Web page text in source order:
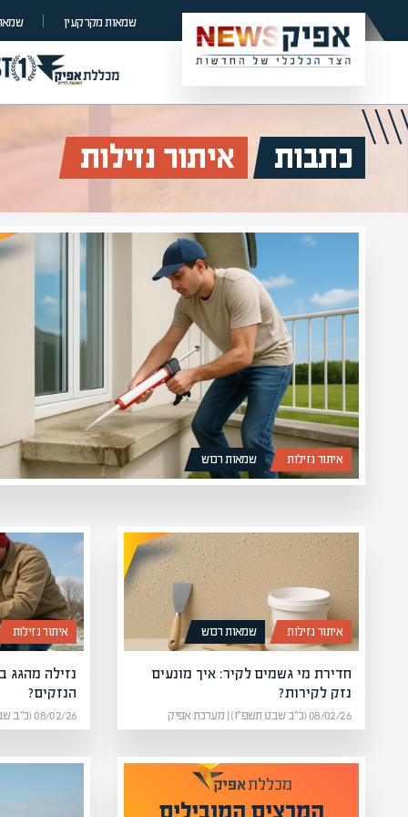
שמאות מקרקעין
כתבות איתור נזילות
איתור נזילות שמאות רכוש
איתור נזילות שמאות רכוש
חדירת מי גשמים לקיר: איך מונעים
נזק לקירות?
08/02/26 (כ״ב שבט תשפ״ו) | מערכת אפיק
איתור נזילות
נזילה מהגג
הנזקים?
08/02/26 (כ״ב שבט תשפ״ו) | מערכת אפיק